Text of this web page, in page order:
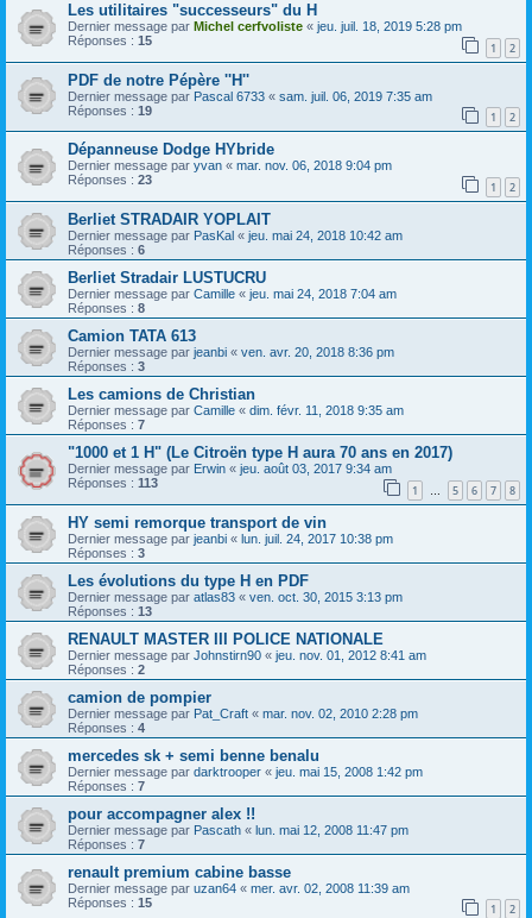
Les utilitaires "successeurs" du H
Dernier message par Michel cerfvoliste « jeu. juil. 18, 2019 5:28 pm
Réponses : 15 1 2
PDF de notre Pépère ''H''
Dernier message par Pascal 6733 « sam. juil. 06, 2019 7:35 am
Réponses : 19 1 2
Dépanneuse Dodge HYbride
Dernier message par yvan « mar. nov. 06, 2018 9:04 pm
Réponses : 23 1 2
Berliet STRADAIR YOPLAIT
Dernier message par PasKal « jeu. mai 24, 2018 10:42 am
Réponses : 6
Berliet Stradair LUSTUCRU
Dernier message par Camille « jeu. mai 24, 2018 7:04 am
Réponses : 8
Camion TATA 613
Dernier message par jeanbi « ven. avr. 20, 2018 8:36 pm
Réponses : 3
Les camions de Christian
Dernier message par Camille « dim. févr. 11, 2018 9:35 am
Réponses : 7
"1000 et 1 H" (Le Citroën type H aura 70 ans en 2017)
Dernier message par Erwin « jeu. août 03, 2017 9:34 am
Réponses : 113 1 … 5 6 7 8
HY semi remorque transport de vin
Dernier message par jeanbi « lun. juil. 24, 2017 10:38 pm
Réponses : 3
Les évolutions du type H en PDF
Dernier message par atlas83 « ven. oct. 30, 2015 3:13 pm
Réponses : 13
RENAULT MASTER III POLICE NATIONALE
Dernier message par Johnstirn90 « jeu. nov. 01, 2012 8:41 am
Réponses : 2
camion de pompier
Dernier message par Pat_Craft « mar. nov. 02, 2010 2:28 pm
Réponses : 4
mercedes sk + semi benne benalu
Dernier message par darktrooper « jeu. mai 15, 2008 1:42 pm
Réponses : 7
pour accompagner alex !!
Dernier message par Pascath « lun. mai 12, 2008 11:47 pm
Réponses : 7
renault premium cabine basse
Dernier message par uzan64 « mer. avr. 02, 2008 11:39 am
Réponses : 15 1 2